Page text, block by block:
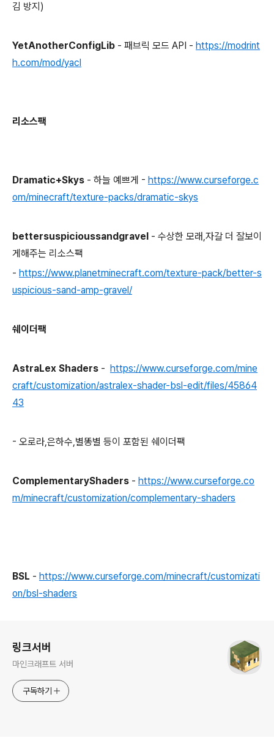
김 방지)
YetAnotherConfigLib - 패브릭 모드 API - https://modrint
h.com/mod/yacl
리소스팩
Dramatic+Skys - 하늘 예쁘게 - https://www.curseforge.c
om/minecraft/texture-packs/dramatic-skys
bettersuspicioussandgravel - 수상한 모래,자갈 더 잘보이
게해주는 리소스팩
- https://www.planetminecraft.com/texture-pack/better-s
uspicious-sand-amp-gravel/
쉐이더팩
AstraLex Shaders - https://www.curseforge.com/mine
craft/customization/astralex-shader-bsl-edit/files/45864
43
- 오로라,은하수,별똥별 등이 포함된 쉐이더팩
ComplementaryShaders - https://www.curseforge.co
m/minecraft/customization/complementary-shaders
BSL - https://www.curseforge.com/minecraft/customizati
on/bsl-shaders
링크서버
마인크래프트 서버
구독하기